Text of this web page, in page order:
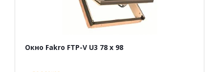
Окно Fakro FTP-V U3 78 х 98